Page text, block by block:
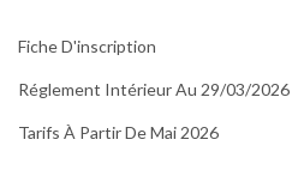
Fiche D'inscription
Réglement Intérieur Au 29/03/2026
Tarifs À Partir De Mai 2026